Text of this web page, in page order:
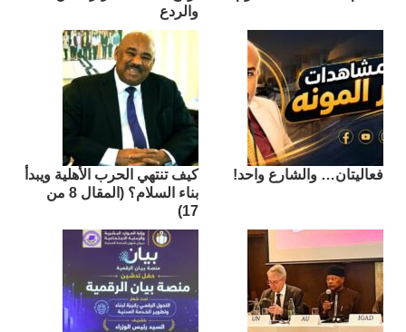
والردع
فعاليتان… والشارع واحد!
كيف تنتهي الحرب الأهلية ويبدأ
بناء السلام؟ (المقال 8 من
17)